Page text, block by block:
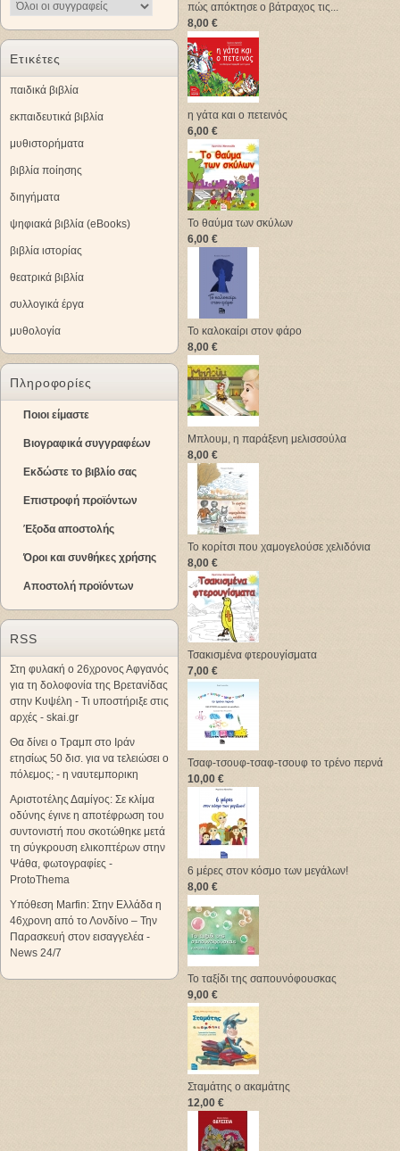
Ετικέτες
παιδικά βιβλία
εκπαιδευτικά βιβλία
μυθιστορήματα
βιβλία ποίησης
διηγήματα
ψηφιακά βιβλία (eBooks)
βιβλία ιστορίας
θεατρικά βιβλία
συλλογικά έργα
μυθολογία
Πληροφορίες
Ποιοι είμαστε
Βιογραφικά συγγραφέων
Εκδώστε το βιβλίο σας
Επιστροφή προϊόντων
Έξοδα αποστολής
Όροι και συνθήκες χρήσης
Αποστολή προϊόντων
RSS
Στη φυλακή ο 26χρονος Αφγανός
για τη δολοφονία της Βρετανίδας
στην Κυψέλη - Τι υποστήριξε στις
αρχές - skai.gr
Θα δίνει ο Τραμπ στο Ιράν
ετησίως 50 δισ. για να τελειώσει ο
πόλεμος; - η ναυτεμπορικη
Αριστοτέλης Δαμίγος: Σε κλίμα
οδύνης έγινε η αποτέφρωση του
συντονιστή που σκοτώθηκε μετά
τη σύγκρουση ελικοπτέρων στην
Ψάθα, φωτογραφίες -
ProtoThema
Υπόθεση Marfin: Στην Ελλάδα η
46χρονη από το Λονδίνο – Την
Παρασκευή στον εισαγγελέα -
News 24/7
πώς απόκτησε ο βάτραχος τις...
8,00 €
η γάτα και ο πετεινός
6,00 €
Το θαύμα των σκύλων
6,00 €
Το καλοκαίρι στον φάρο
8,00 €
Μπλουμ, η παράξενη μελισσούλα
8,00 €
Το κορίτσι που χαμογελούσε χελιδόνια
8,00 €
Τσακισμένα φτερουγίσματα
7,00 €
Τσαφ-τσουφ-τσαφ-τσουφ το τρένο περνά
10,00 €
6 μέρες στον κόσμο των μεγάλων!
8,00 €
Το ταξίδι της σαπουνόφουσκας
9,00 €
Σταμάτης ο ακαμάτης
12,00 €